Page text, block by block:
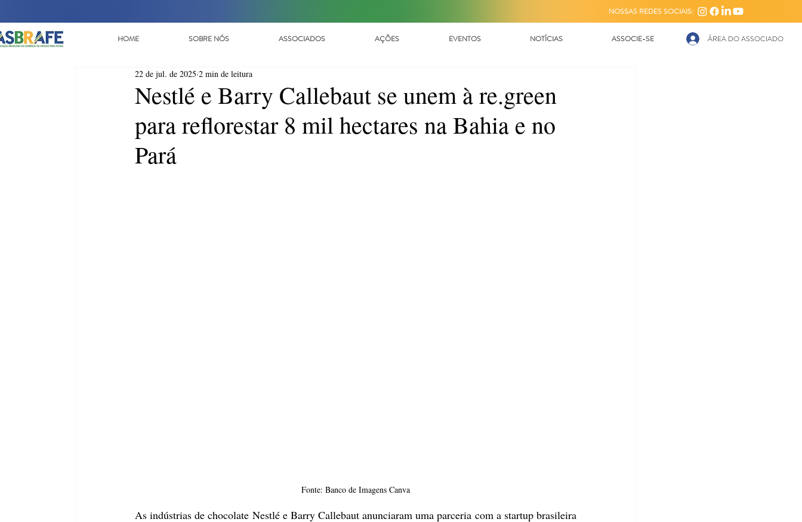
NOSSAS REDES SOCIAIS:
HOME SOBRE NÓS ASSOCIADOS AÇÕES EVENTOS NOTÍCIAS ASSOCIE-SE ÁREA DO ASSOCIADO
Nestlé e Barry Callebaut se unem à re.green
para reflorestar 8 mil hectares na Bahia e no
Pará
22 de jul. de 2025 2 min de leitura
Fonte: Banco de Imagens Canva